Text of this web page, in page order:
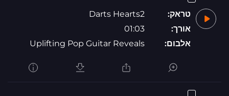
טראק:
Darts Hearts2
אורך:
01:03
אלבום:
Uplifting Pop Guitar Reveals